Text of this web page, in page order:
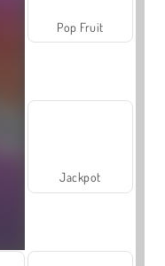
Pop Fruit
Jackpot